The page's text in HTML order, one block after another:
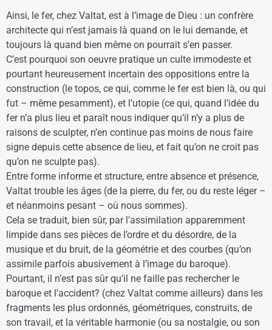
Ainsi, le fer, chez Valtat, est à l’image de Dieu : un confrère
architecte qui n’est jamais là quand on le lui demande, et
toujours là quand bien même on pourrait s’en passer.
C’est pourquoi son oeuvre pratique un culte immodeste et
pourtant heureusement incertain des oppositions entre la
construction (le topos, ce qui, comme le fer est bien là, ou qui
fut – même pesamment), et l’utopie (ce qui, quand l’idée du
fer n’a plus lieu et paraît nous indiquer qu’il n’y a plus de
raisons de sculpter, n’en continue pas moins de nous faire
signe depuis cette absence de lieu, et fait qu’on ne croit pas
qu’on ne sculpte pas).
Entre forme informe et structure, entre absence et présence,
Valtat trouble les âges (de la pierre, du fer, ou du reste léger –
et néanmoins pesant – où nous sommes).
Cela se traduit, bien sûr, par l’assimilation apparemment
limpide dans ses pièces de l’ordre et du désordre, de la
musique et du bruit, de la géométrie et des courbes (qu’on
assimile parfois abusivement à l’image du baroque).
Pourtant, il n’est pas sûr qu’il ne faille pas rechercher le
baroque et l’accident? (chez Valtat comme ailleurs) dans les
fragments les plus ordonnés, géométriques, construits, de
son travail, et la véritable harmonie (ou sa nostalgie, ou son